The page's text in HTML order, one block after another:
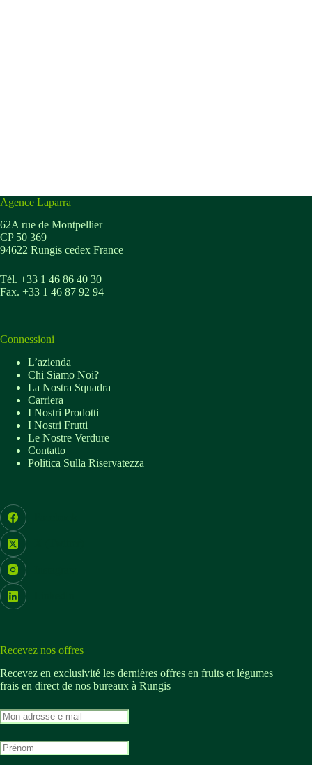
Agence Laparra
62A rue de Montpellier
CP 50 369
94622 Rungis cedex France
Tél. +33 1 46 86 40 30
Fax. +33 1 46 87 92 94
Connessioni
L’azienda
Chi Siamo Noi?
La Nostra Squadra
Carriera
I Nostri Prodotti
I Nostri Frutti
Le Nostre Verdure
Contatto
Politica Sulla Riservatezza
Recevez nos offres
Recevez en exclusivité les dernières offres en fruits et légumes
frais en direct de nos bureaux à Rungis
M
o
a
M
o